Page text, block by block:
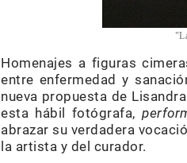
Homenajes a figuras
entre enfermedad y
nueva propuesta de
esta hábil fotógrafa,
abrazar su verdadera
la artista y del curador.